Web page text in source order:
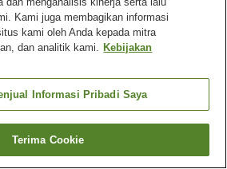
Mesin penjual otomatis
Distrik Minato
Cari kamar
Kami juga membagikan informasi
kami oleh Anda kepada mitra
dan analitik kami. Kebijakan
Informasi Pribadi Saya
Terima Cookie